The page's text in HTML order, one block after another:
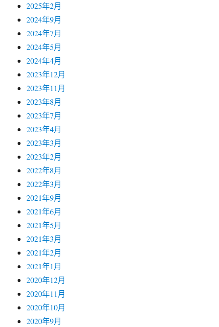
2025年2月
2024年9月
2024年7月
2024年5月
2024年4月
2023年12月
2023年11月
2023年8月
2023年7月
2023年4月
2023年3月
2023年2月
2022年8月
2022年3月
2021年9月
2021年6月
2021年5月
2021年3月
2021年2月
2021年1月
2020年12月
2020年11月
2020年10月
2020年9月